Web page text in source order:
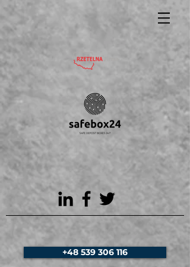
+48 539 306 116